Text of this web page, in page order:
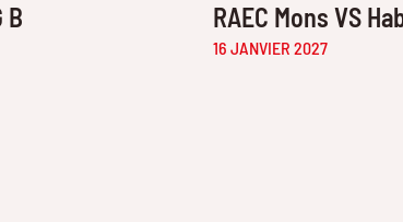
B RAEC Mons VS
16 JANVIER 2027